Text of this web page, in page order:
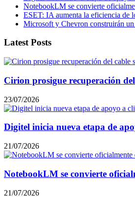
NotebookLM se convierte
ESET: IA aumenta la eficiencia de
Microsoft y Chevron construirán un
Latest Posts
Cirion prosigue recuperación
23/07/2026
Digitel inicia nueva etapa de
21/07/2026
NotebookLM se convierte
21/07/2026